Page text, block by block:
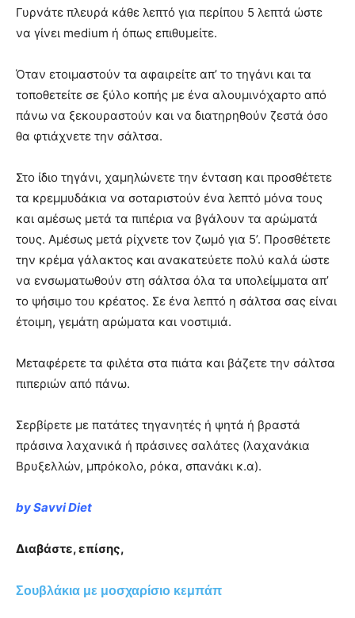
Γυρνάτε πλευρά κάθε λεπτό για περίπου 5 λεπτά ώστε
να γίνει medium ή όπως επιθυμείτε.
Όταν ετοιμαστούν τα αφαιρείτε απ’ το τηγάνι και τα
τοποθετείτε σε ξύλο κοπής με ένα αλουμινόχαρτο από
πάνω να ξεκουραστούν και να διατηρηθούν ζεστά όσο
θα φτιάχνετε την σάλτσα.
Στο ίδιο τηγάνι, χαμηλώνετε την ένταση και προσθέτετε
τα κρεμμυδάκια να σοταριστούν ένα λεπτό μόνα τους
και αμέσως μετά τα πιπέρια να βγάλουν τα αρώματά
τους. Αμέσως μετά ρίχνετε τον ζωμό για 5’. Προσθέτετε
την κρέμα γάλακτος και ανακατεύετε πολύ καλά ώστε
να ενσωματωθούν στη σάλτσα όλα τα υπολείμματα απ’
το ψήσιμο του κρέατος. Σε ένα λεπτό η σάλτσα σας είναι
έτοιμη, γεμάτη αρώματα και νοστιμιά.
Μεταφέρετε τα φιλέτα στα πιάτα και βάζετε την σάλτσα
πιπεριών από πάνω.
Σερβίρετε με πατάτες τηγανητές ή ψητά ή βραστά
πράσινα λαχανικά ή πράσινες σαλάτες (λαχανάκια
Βρυξελλών, μπρόκολο, ρόκα, σπανάκι κ.α).
by Savvi Diet
Διαβάστε, επίσης,
Σουβλάκια με μοσχαρίσιο κεμπάπ